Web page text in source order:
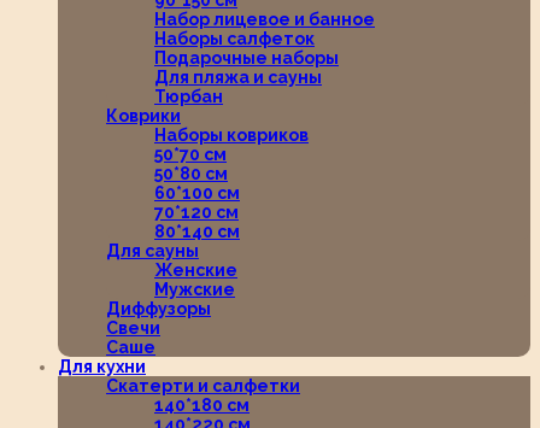
Набор лицевое и банное
Наборы салфеток
Подарочные наборы
Для пляжа и сауны
Тюрбан
Коврики
Наборы ковриков
50*70 см
50*80 см
60*100 см
70*120 см
80*140 см
Для сауны
Женские
Мужские
Диффузоры
Свечи
Саше
Для кухни
Скатерти и салфетки
140*180 см